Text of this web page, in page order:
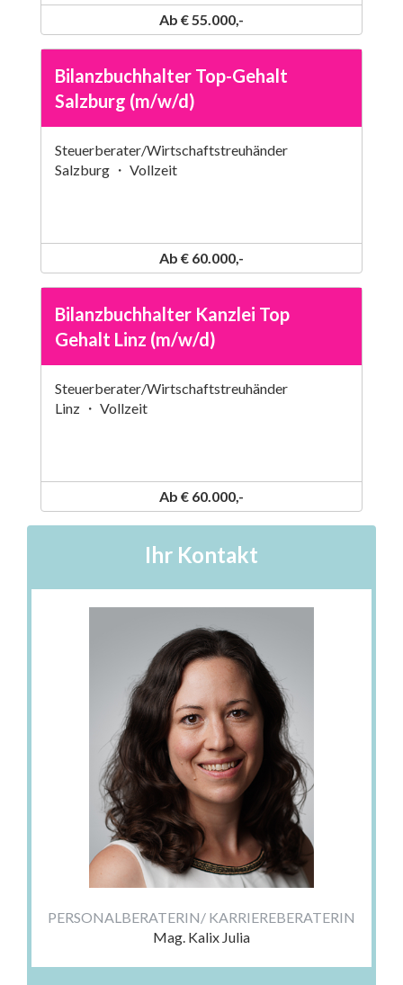
Ab € 55.000,-
Bilanzbuchhalter Top-Gehalt
Salzburg (m/w/d)
Steuerberater/Wirtschaftstreuhänder
Salzburg ・ Vollzeit
Ab € 60.000,-
Bilanzbuchhalter Kanzlei Top
Gehalt Linz (m/w/d)
Steuerberater/Wirtschaftstreuhänder
Linz ・ Vollzeit
Ab € 60.000,-
Ihr Kontakt
PERSONALBERATERIN/ KARRIEREBERATERIN
Mag. Kalix Julia